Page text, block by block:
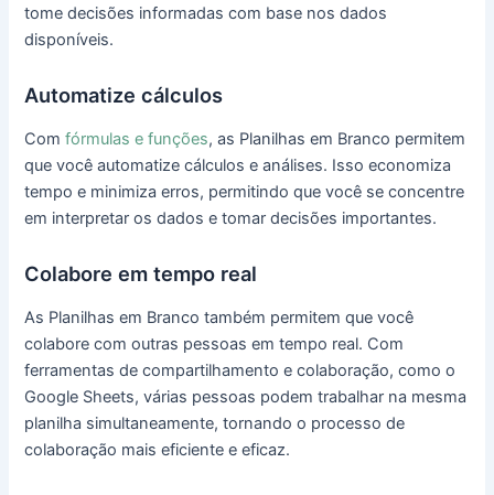
tome decisões informadas com base nos dados
disponíveis.
Automatize cálculos
Comfórmulas e funções, as Planilhas em Branco permitem
que você automatize cálculos e análises. Isso economiza
tempo e minimiza erros, permitindo que você se concentre
em interpretar os dados e tomar decisões importantes.
Colabore em tempo real
As Planilhas em Branco também permitem que você
colabore com outras pessoas em tempo real. Com
ferramentas de compartilhamento e colaboração, como o
Google Sheets, várias pessoas podem trabalhar na mesma
planilha simultaneamente, tornando o processo de
colaboração mais eficiente e eficaz.